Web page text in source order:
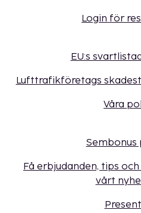
Login för
EU:s
Lufttrafikföretags
Våra
Sembonus
Få erbjudanden, tips
vårt